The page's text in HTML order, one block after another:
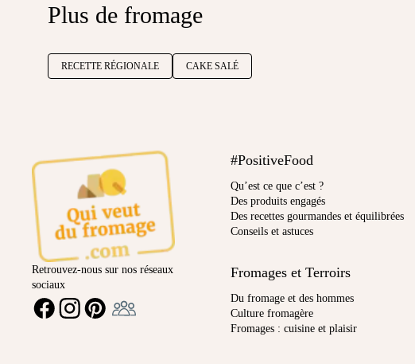
Plus de fromage
RECETTE RÉGIONALE CAKE SALÉ
Retrouvez-nous sur nos réseaux
sociaux
FACEBOOKINSTAGRAMPINTEREST
#PositiveFood
Qu’est ce que c’est ?
Des produits engagés
Des recettes gourmandes et équilibrées
Conseils et astuces
Fromages et Terroirs
Du fromage et des hommes
Culture fromagère
Fromages : cuisine et plaisir